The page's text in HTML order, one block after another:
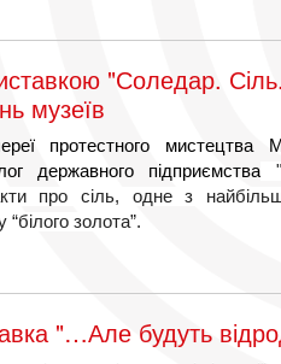
"Соледар.
музеїв
протестного
державного підприємства
про сіль, одне з
золота”.
"…Але будуть